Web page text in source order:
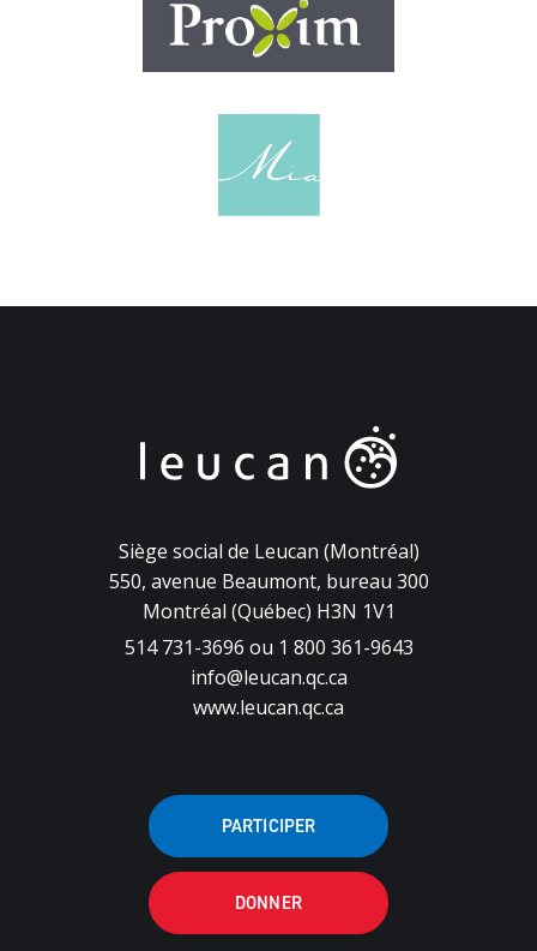
Siège social de Leucan (Montréal)
550, avenue Beaumont, bureau 300
Montréal (Québec) H3N 1V1
514 731-3696 ou 1 800 361-9643
info@leucan.qc.ca
www.leucan.qc.ca
PARTICIPER
DONNER